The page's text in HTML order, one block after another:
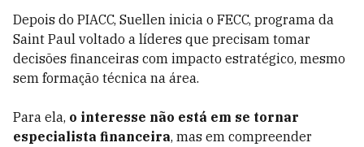
Depois do PIACC, Suellen inicia o FECC, programa da
Saint Paul voltado a líderes que precisam tomar
decisões financeiras com impacto estratégico, mesmo
sem formação técnica na área.
Para ela, o interesse não está em se tornar
especialista financeira, mas em compreender